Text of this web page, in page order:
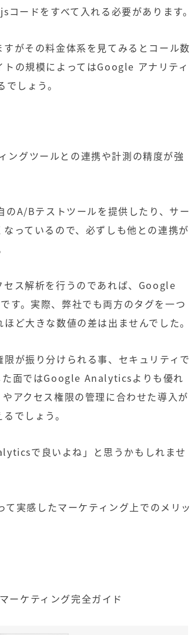
jsコードをすべて入れる必要があります。
がその料金体系を見てみるとコール数
の規模によってはGoogle アナリティ
しょう。
ングツールとの連携や計測の精度が強
のA/Bテストツールを提供したり、サー
っているので、必ずしも他との連携が
セス解析を行うのであれば、Google
す。実際、弊社でも両方のタグを一つ
ど大きな数値の差は出ませんでした。
が振り分けられる事、セキュリティで
面ではGoogle Analyticsよりも優れ
アクセス権限の管理に合わせた導入が
でしょう。
で良いよね」と思うかもしれませ
て実感したマーケティング上でのメリッ
ーケティング完全ガイド